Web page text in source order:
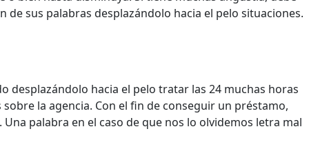
sus palabras desplazándolo hacia el pelo situaciones.
desplazándolo hacia el pelo tratar las 24 muchas horas
la agencia. Con el fin de conseguir un préstamo,
palabra en el caso de que nos lo olvidemos letra mal